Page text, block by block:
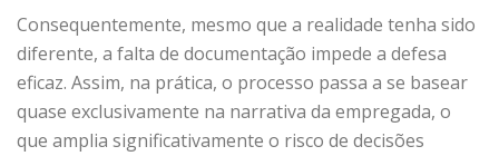
Consequentemente, mesmo que a realidade tenha sido
diferente, a falta de documentação impede a defesa
eficaz. Assim, na prática, o processo passa a se basear
quase exclusivamente na narrativa da empregada, o
que amplia significativamente o risco de decisões